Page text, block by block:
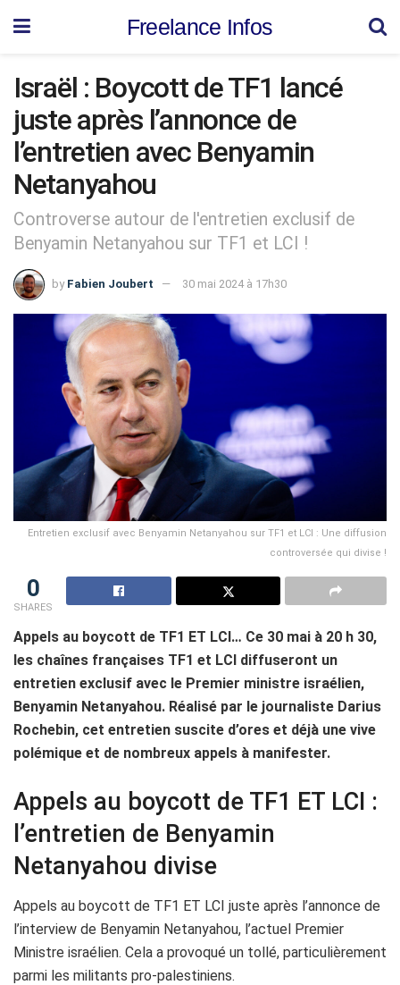
Freelance Infos
Israël : Boycott de TF1 lancé
juste après l’annonce de
l’entretien avec Benyamin
Netanyahou
Controverse autour de l'entretien exclusif de
Benyamin Netanyahou sur TF1 et LCI !
by Fabien Joubert 30 mai 2024 à 17h30
Entretien exclusif avec Benyamin Netanyahou sur TF1 et LCI : Une diffusion
controversée qui divise !
0
SHARES
Appels au boycott de TF1 ET LCI… Ce 30 mai à 20 h 30,
les chaînes françaises TF1 et LCI diffuseront un
entretien exclusif avec le Premier ministre israélien,
Benyamin Netanyahou. Réalisé par le journaliste Darius
Rochebin, cet entretien suscite d’ores et déjà une vive
polémique et de nombreux appels à manifester.
Appels au boycott de TF1 ET LCI :
l’entretien de Benyamin
Netanyahou divise
Appels au boycott de TF1 ET LCI juste après l’annonce de
l’interview de Benyamin Netanyahou, l’actuel Premier
Ministre israélien. Cela a provoqué un tollé, particulièrement
parmi les militants pro-palestiniens.